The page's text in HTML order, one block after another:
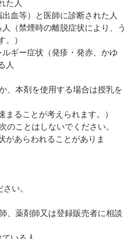
た人
血等）と医師に診断された人
（禁煙時の離脱症状により、う
）
ギー症状（発疹・発赤、かゆ
人
、本剤を使用する場合は授乳を
ることが考えられます。）
ことはしないでください。
があらわれることがありま
い。
、薬剤師又は登録販売者に相談